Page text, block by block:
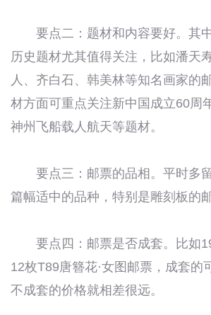
要点二：题材和内容要好。其中
历史题材尤其值得关注，比如潘天
人、齐白石、韩美林等知名画家的
材方面可重点关注新中国成立60周
神州飞船载人航天等题材。
要点三：邮票的品相。平时多留
篇幅适中的品种，特别是雕刻板的邮
要点四：邮票是否成套。比如
12枚T89唐簪花·女图邮票，成套的
不成套的价格就相差很远。